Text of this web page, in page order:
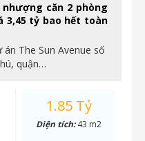
nhượng căn 2 phòng
3,45 tỷ bao hết toàn
The Sun Avenue số
quận…
1.85 Tỷ
Diện tích:43 m2